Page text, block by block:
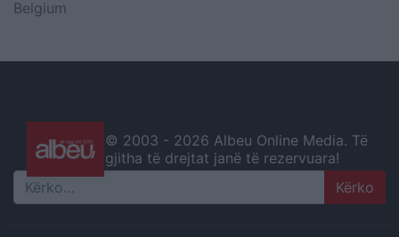
Belgium
© 2003 - 2026 Albeu Online Media. Të
gjitha të drejtat janë të rezervuara!
Search